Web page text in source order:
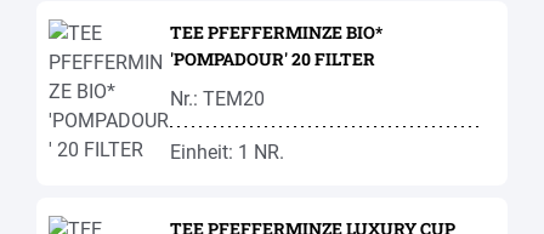
TEE PFEFFERMINZE BIO*
'POMPADOUR' 20 FILTER
Nr.: TEM20
Einheit: 1 NR.
TEE PFEFFERMINZE LUXURY CUP